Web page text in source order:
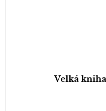
Velká